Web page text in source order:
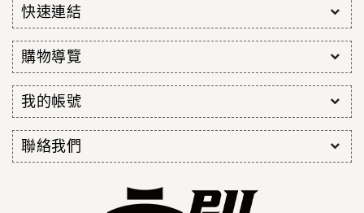
快速連結
購物導覽
我的帳號
聯絡我們